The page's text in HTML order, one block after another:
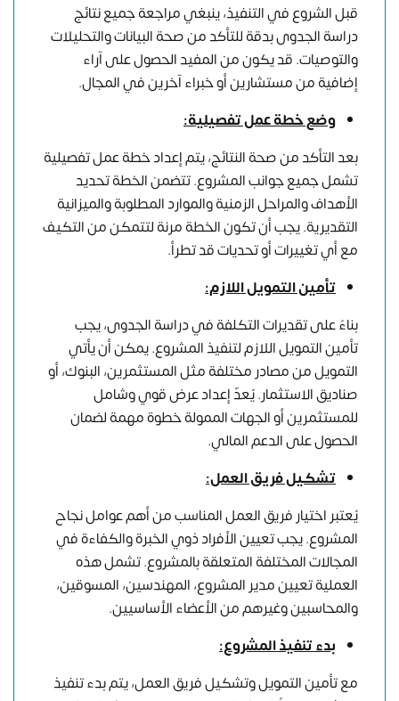
قبل الشروع في التنفيذ، ينبغي مراجعة جميع نتائج
دراسة الجدوى بدقة للتأكد من صحة البيانات والتحليلات
والتوصيات. قد يكون من المفيد الحصول على آراء
إضافية من مستشارين أو خبراء آخرين في المجال.
وضع خطة عمل تفصيلية:
بعد التأكد من صحة النتائج، يتم إعداد خطة عمل تفصيلية
تشمل جميع جوانب المشروع. تتضمن الخطة تحديد
الأهداف والمراحل الزمنية والموارد المطلوبة والميزانية
التقديرية. يجب أن تكون الخطة مرنة لتتمكن من التكيف
مع أي تغييرات أو تحديات قد تطرأ.
تأمين التمويل اللازم:
بناءً على تقديرات التكلفة في دراسة الجدوى، يجب
تأمين التمويل اللازم لتنفيذ المشروع. يمكن أن يأتي
التمويل من مصادر مختلفة مثل المستثمرين، البنوك، أو
صناديق الاستثمار. يُعدّ إعداد عرض قوي وشامل
للمستثمرين أو الجهات الممولة خطوة مهمة لضمان
الحصول على الدعم المالي.
تشكيل فريق العمل:
يُعتبر اختيار فريق العمل المناسب من أهم عوامل نجاح
المشروع. يجب تعيين الأفراد ذوي الخبرة والكفاءة في
المجالات المختلفة المتعلقة بالمشروع. تشمل هذه
العملية تعيين مدير المشروع، المهندسين، المسوقين،
والمحاسبين وغيرهم من الأعضاء الأساسيين.
بدء تنفيذ المشروع:
مع تأمين التمويل وتشكيل فريق العمل، يتم بدء تنفيذ